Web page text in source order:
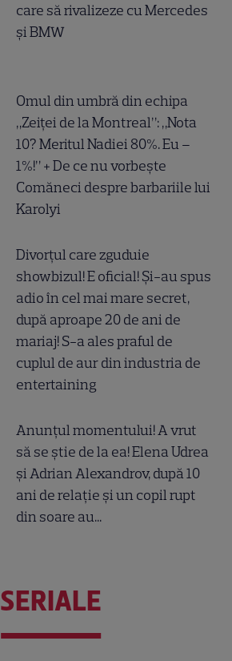
care să rivalizeze cu Mercedes
și BMW
Omul din umbră din echipa
„Zeiței de la Montreal”: „Nota
10? Meritul Nadiei 80%. Eu –
1%!” + De ce nu vorbește
Comăneci despre barbariile lui
Karolyi
Divorțul care zguduie
showbizul! E oficial! Și-au spus
adio în cel mai mare secret,
după aproape 20 de ani de
mariaj! S-a ales praful de
cuplul de aur din industria de
entertaining
Anunțul momentului! A vrut
să se știe de la ea! Elena Udrea
și Adrian Alexandrov, după 10
ani de relație și un copil rupt
din soare au...
SERIALE